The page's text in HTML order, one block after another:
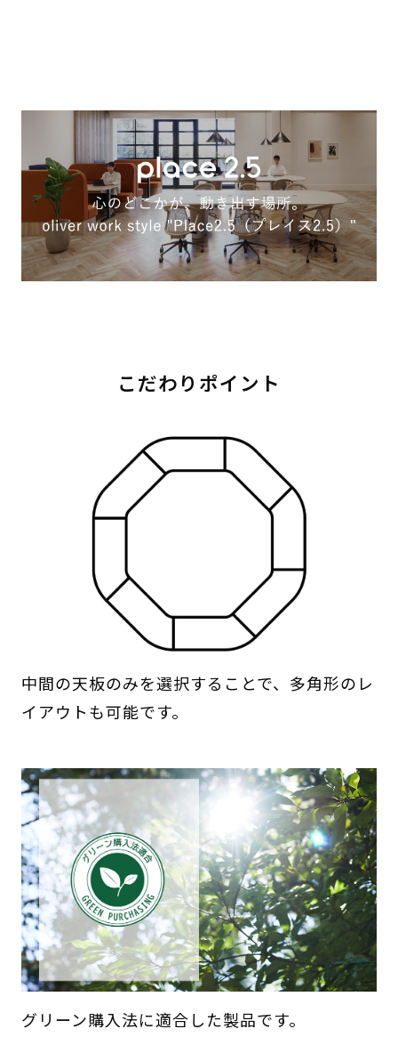
こだわりポイント
中間の天板のみを選択することで、多角形のレ
イアウトも可能です。
グリーン購入法に適合した製品です。